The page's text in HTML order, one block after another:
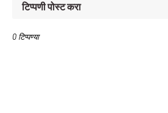
टिप्पणी पोस्ट करा
0 टिप्पण्या